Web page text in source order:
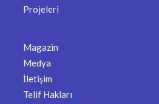
Projeleri
Magazin
Medya
İletişim
Telif Hakları